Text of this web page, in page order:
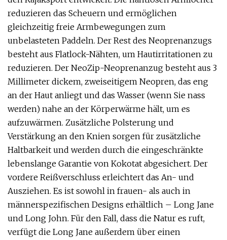
reduzieren das Scheuern und ermöglichen
gleichzeitig freie Armbewegungen zum
unbelasteten Paddeln. Der Rest des Neoprenanzugs
besteht aus Flatlock-Nähten, um Hautirritationen zu
reduzieren. Der NeoZip-Neoprenanzug besteht aus 3
Millimeter dickem, zweiseitigem Neopren, das eng
an der Haut anliegt und das Wasser (wenn Sie nass
werden) nahe an der Körperwärme hält, um es
aufzuwärmen. Zusätzliche Polsterung und
Verstärkung an den Knien sorgen für zusätzliche
Haltbarkeit und werden durch die eingeschränkte
lebenslange Garantie von Kokotat abgesichert. Der
vordere Reißverschluss erleichtert das An- und
Ausziehen. Es ist sowohl in frauen- als auch in
männerspezifischen Designs erhältlich – Long Jane
und Long John. Für den Fall, dass die Natur es ruft,
verfügt die Long Jane außerdem über einen